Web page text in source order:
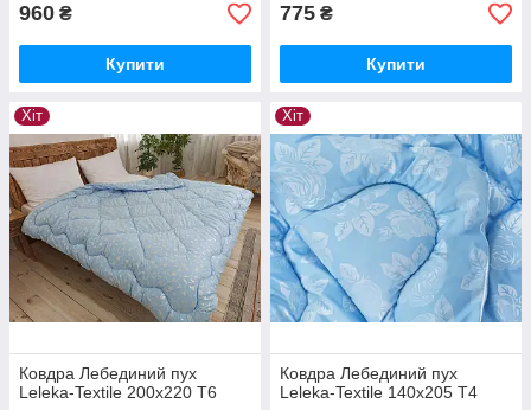
960 ₴
Купити
775 ₴
Купити
Хіт
Ковдра Лебединий пух
Leleka-Textile 200х220 Т6
Хіт
Ковдра Лебединий пух
Leleka-Textile 140х205 Т4